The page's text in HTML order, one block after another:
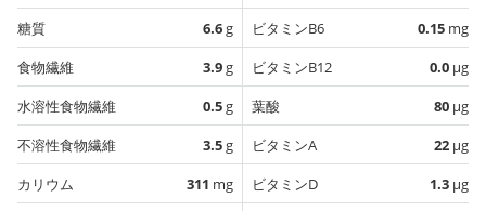
糖質
6.6g
食物繊維
3.9g
水溶性食物繊維
0.5g
不溶性食物繊維
3.5g
カリウム
311 mg
ビタミンB6
0.15 mg
ビタミンB12
0.0 µg
葉酸
80 µg
ビタミンA
22 µg
ビタミンD
1.3 µg